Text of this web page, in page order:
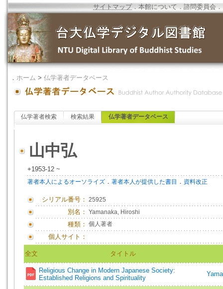
サイトマップ．本館について ．諮問委員会 ．
． ホーム > 仏学著者データベース
仏学著者検索 検索結果 仏学著者データベース
山中弘
+1953-12 ~
著者本人によるオーソライズ ． 著者本人が提供した書目 ． 資料改正
シリアル番号： 25925
別名： Yamanaka, Hiroshi
種類： 個人著者
個人サイト：
全文 タイトル
Religious Change in Modern Japanese Society:
Established Religions and Spirituality